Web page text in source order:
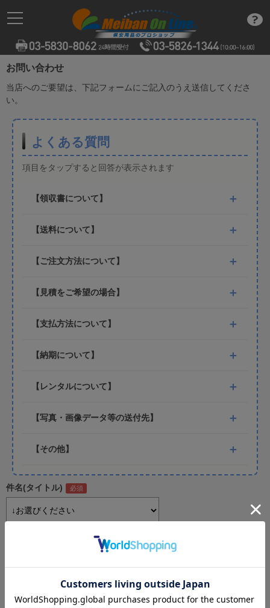
お問い合わせ
当店へのご要望は、下記フォームにご記入のうえ送信してくださ
い。
よくある質問
項目をタップすると回答が表示されます
【領収書について】
【送料について】
【ご注文方法について】
【見積をご希望の場合】
【支払方法について】
【納期について】
【レンタルについて】
【写真・画像データ等の送付先】
【その他】
件名(タイトル)
工事看板 【工事区間始り】 ＳＬ看板 全面反射